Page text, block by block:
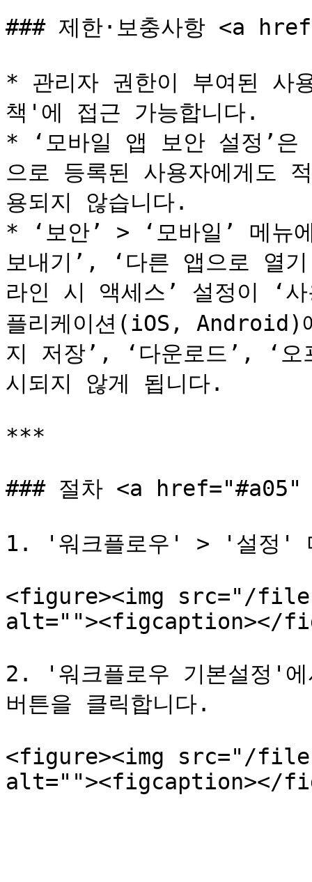
### 제한·보충사항 <a
* 관리자 권한이 부여된 사
책'에 접근 가능합니다.
* ‘모바일 앱 보안 설정’은
으로 등록된 사용자에게도
용되지 않습니다.
* ‘보안’ > ‘모바일’ 메뉴
보내기’, ‘다른 앱으로 열
라인 시 액세스’ 설정이 ‘
플리케이션(iOS, Android)
지 저장’, ‘다운로드’, ‘오
시되지 않게 됩니다.
***
### 절차 <a
1. '워크플로우' > '설정'
<figure><img src="/files/
alt=""><figcaption></
2. '워크플로우 기본설정'
버튼을 클릭합니다.
<figure><img src="/